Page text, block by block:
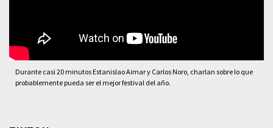
Durante casi 20 minutos Estanislao Aimar y Carlos Noro, charlan sobre lo que
probablemente pueda ser el mejor festival del año.